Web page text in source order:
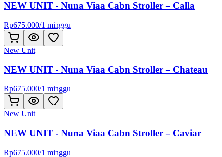
NEW UNIT - Nuna Viaa Cabn Stroller – Calla
Rp675.000/1 minggu
New Unit
NEW UNIT - Nuna Viaa Cabn Stroller – Chateau
Rp675.000/1 minggu
New Unit
NEW UNIT - Nuna Viaa Cabn Stroller – Caviar
Rp675.000/1 minggu